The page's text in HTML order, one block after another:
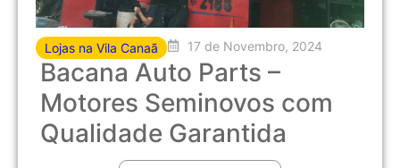
Lojas na Vila Canaã 17 de Novembro, 2024
Bacana Auto Parts –
Motores Seminovos com
Qualidade Garantida